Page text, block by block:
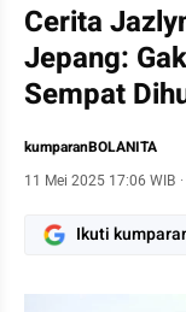
Cerita
Jepang:
Sempat
kumparanBOLANITA
11 Mei 2025 17:06 WIB ·
Ikuti